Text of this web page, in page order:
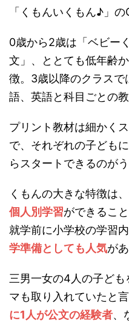
「くもんいくもん♪」
0歳から2歳は「ベビー
文」、ととても低年齢
徴。3歳以降のクラスで
語、英語と科目ごとの
プリント教材は細かく
で、それぞれの子ども
らスタートできるのが
くもんの大きな特徴は、
個人別学習ができること
就学前に小学校の学習
学準備としても人気が
三男一女の4人の子ど
マも取り入れていたと言
に1人が公文の経験者、